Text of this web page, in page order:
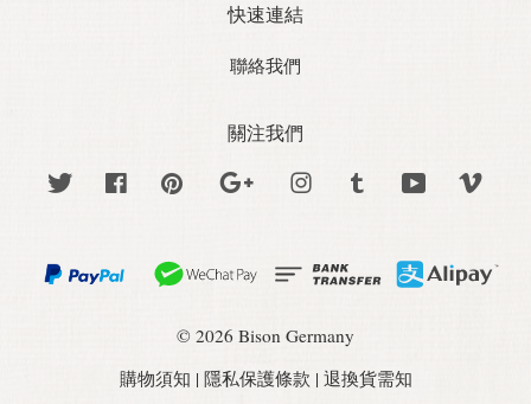
快速連結
聯絡我們
關注我們
Twitter Facebook Pinterest Google Instagram Tumblr YouTube
© 2026 Bison Germany
購物須知 | 隱私保護條款 | 退換貨需知